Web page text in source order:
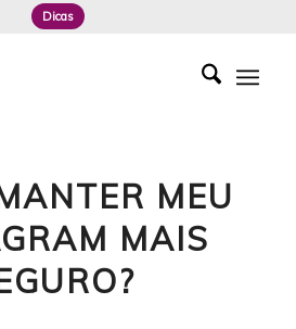
Dicas
MEU
MAIS